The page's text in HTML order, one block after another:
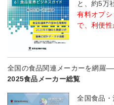
と、約5万
有料オプ
で、利便性
全国の食品関連メーカーを網羅
2025食品メーカー総覧
全国食品